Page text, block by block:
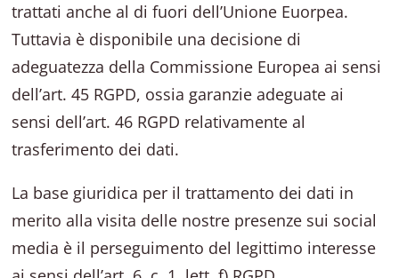
trattati anche al di fuori dell’Unione Euorpea.
Tuttavia è disponibile una decisione di
adeguatezza della Commissione Europea ai sensi
dell’art. 45 RGPD, ossia garanzie adeguate ai
sensi dell’art. 46 RGPD relativamente al
trasferimento dei dati.
La base giuridica per il trattamento dei dati in
merito alla visita delle nostre presenze sui social
media è il perseguimento del legittimo interesse